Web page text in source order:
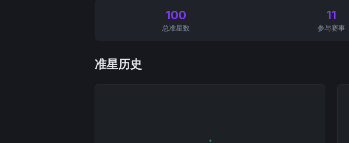
100
总准星数
11
参与赛事
准星历史